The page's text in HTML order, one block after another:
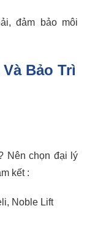
đảm bảo môi
Bảo Trì
Nên chọn đại lý
kết :
Noble Lift